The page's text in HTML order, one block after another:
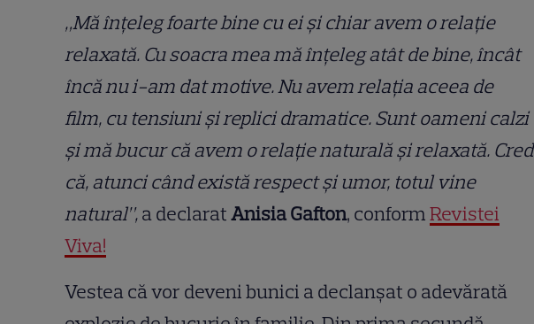
„Mă înțeleg foarte bine cu ei și chiar avem o relație
relaxată. Cu soacra mea mă înțeleg atât de bine, încât
încă nu i-am dat motive. Nu avem relația aceea de
film, cu tensiuni și replici dramatice. Sunt oameni calzi
și mă bucur că avem o relație naturală și relaxată. Cred
că, atunci când există respect și umor, totul vine
natural”,a declaratAnisia Gafton, conformRevistei
Viva!
Vestea că vor deveni bunici a declanșat o adevărată